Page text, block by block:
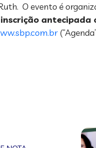
O evento é
antecipada